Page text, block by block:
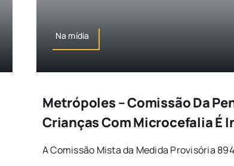
Na mídia
Metrópoles – Comissão Da
Crianças Com Microcefalia É
A Comissão Mista da Medida Provisória